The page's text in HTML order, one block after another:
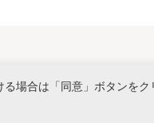
場合は「同意」ボタンをク